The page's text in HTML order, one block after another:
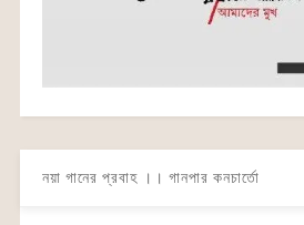
নয়া গানের প্রবাহ ।। গানপার কনচার্তো